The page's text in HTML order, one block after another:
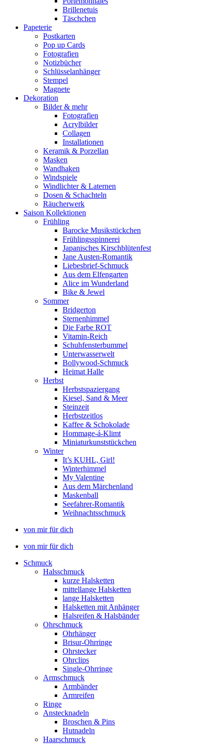
Brillenetuis
Täschchen
Papeterie
Postkarten
Pop up Cards
Fotografien
Notizbücher
Schlüsselanhänger
Stempel
Magnete
Dekoration
Bilder & mehr
Fotografien
Acrylbilder
Collagen
Installationen
Keramik & Porzellan
Masken
Wandhaken
Windspiele
Windlichter & Laternen
Dosen & Schachteln
Räucherwerk
Saison Kollektionen
Frühling
Barocke Musikstückchen
Frühlingsspinnerei
Japanisches Kirschblütenfest
Jane Austen-Romantik
Liebesbrief-Schmuck
Aus dem Elfengarten
Alice im Wunderland
Bike & Jewel
Sommer
Bridgerton
Sternenhimmel
Die Farbe ROT
Vitamin-Reich
Schuhfensterbummel
Unterwasserwelt
Bollywood-Schmuck
Heimat Halle
Herbst
Herbstspaziergang
Kiesel, Sand & Meer
Steinzeit
Herbstzeitlos
Kaffee & Schokolade
Hommage-á-Klimt
Miniaturkunststückchen
Winter
It’s KUHL, Girl!
Winterhimmel
My Valentine
Aus dem Märchenland
Maskenball
Seefahrer-Romantik
Weihnachtsschmuck
von mir für dich
von mir für dich
Schmuck
Halsschmuck
kurze Halsketten
mittellange Halsketten
lange Halsketten
Halsketten mit Anhänger
Halsreifen & Halsbänder
Ohrschmuck
Ohrhänger
Brisur-Ohrringe
Ohrstecker
Ohrclips
Single-Ohrringe
Armschmuck
Armbänder
Armreifen
Ringe
Anstecknadeln
Broschen & Pins
Hutnadeln
Haarschmuck